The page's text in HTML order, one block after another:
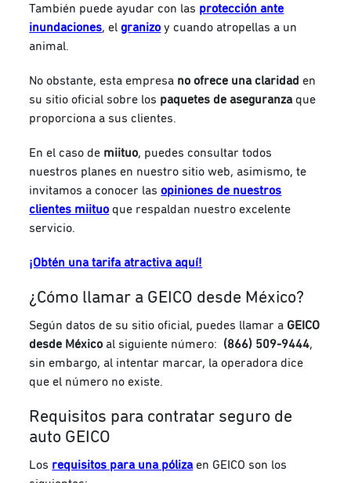
También puede ayudar con las protección ante
inundaciones, elgranizo y cuando atropellas a un
animal.
No obstante, esta empresa no ofrece una claridad en
su sitio oficial sobre los paquetes de aseguranza que
proporciona a sus clientes.
En el caso de miituo, puedes consultar todos
nuestros planes en nuestro sitio web, asimismo, te
invitamos a conocer lasopiniones de nuestros
clientes miituo que respaldan nuestro excelente
servicio.
¡Obtén una tarifa atractiva aquí!
¿Cómo llamar a GEICO desde México?
Según datos de su sitio oficial, puedes llamar a GEICO
desde México al siguiente número: (866) 509-9444,
sin embargo, al intentar marcar, la operadora dice
que el número no existe.
Requisitos para contratar seguro de
auto GEICO
Los requisitos para una póliza en GEICO son los